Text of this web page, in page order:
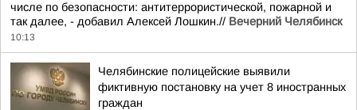
числе по безопасности: антитеррористической, пожарной и
так далее, - добавил Алексей Лошкин.// Вечерний Челябинск
10:13
Челябинские полицейские выявили
фиктивную постановку на учет 8 иностранных
граждан